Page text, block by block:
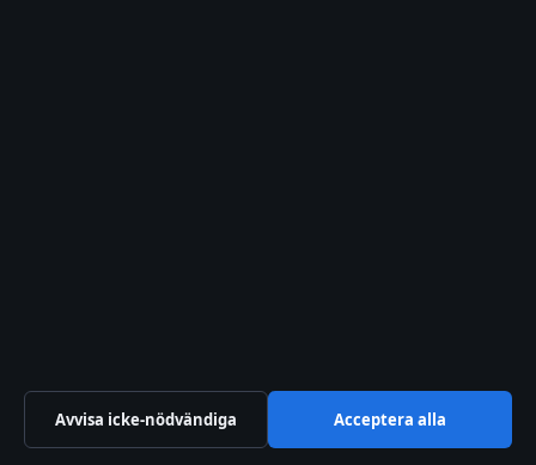
Allmänna förfrågningar:info@dagensperspektiv.se
Avvisa icke-nödvändiga Acceptera alla